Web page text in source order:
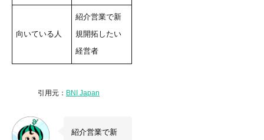
向いている人
紹介営業で新
規開拓したい
経営者
引用元： BNI Japan
紹介営業で新